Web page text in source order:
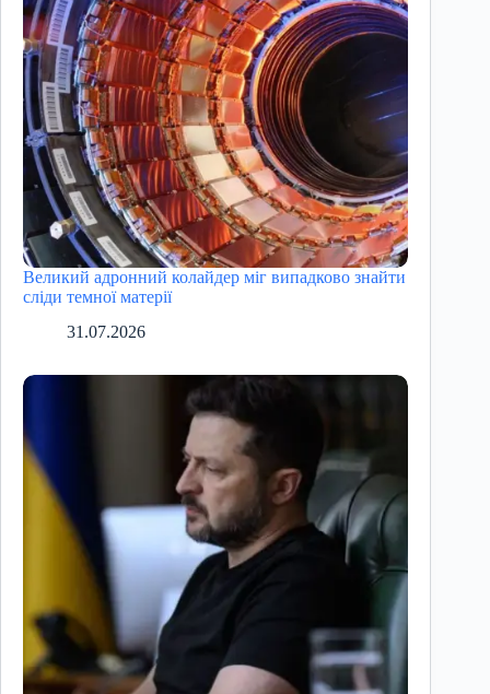
Великий адронний колайдер міг випадково знайти
сліди темної матерії
31.07.2026